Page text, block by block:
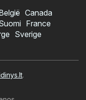
Canada
France
Sverige
.